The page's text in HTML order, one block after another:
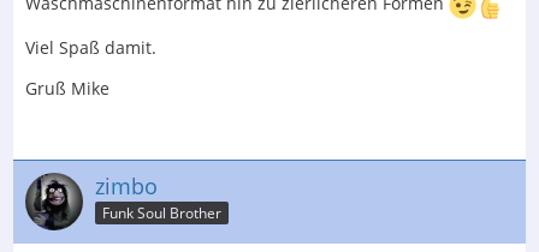
ProAc Response 5
feine Bestückung mit ScanSpeak & ATC
Gesamtansicht........
Der Inhalt kann nicht angezeigt werden, da Sie
keine Berechtigung haben, diesen Inhalt zu sehen.
Viel Spaß damit.
Gruß Mike
zimbo
Funk Soul Brother